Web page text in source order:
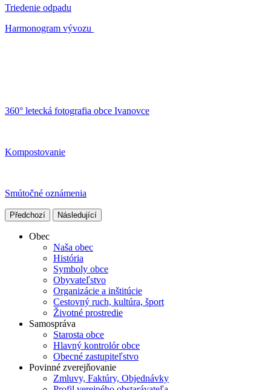
Triedenie odpadu
Harmonogram vývozu
360° letecká fotografia obce Ivanovce
Kompostovanie
Smútočné oznámenia
Předchozí Následující
Obec
Naša obec
História
Symboly obce
Obyvateľstvo
Organizácie a inštitúcie
Cestovný ruch, kultúra, šport
Životné prostredie
Samospráva
Starosta obce
Hlavný kontrolór obce
Obecné zastupiteľstvo
Povinné zverejňovanie
Zmluvy, Faktúry, Objednávky